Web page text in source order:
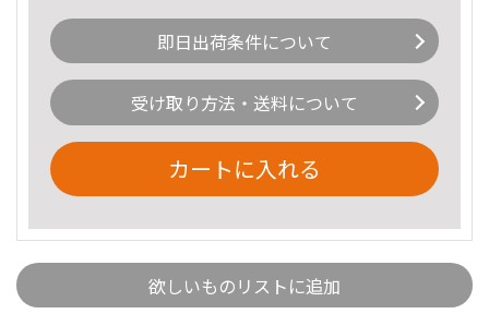
即日出荷条件について
受け取り方法・送料について
カートに入れる
欲しいものリストに追加